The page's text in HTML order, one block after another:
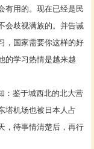
有用的。现在已经是民
会歧视满族的。并告诫
，国家需要你这样的好
的学习热情是越来越
：鉴于城西北的北大营
塔机场也被日本人占
，待事情清楚后，再行